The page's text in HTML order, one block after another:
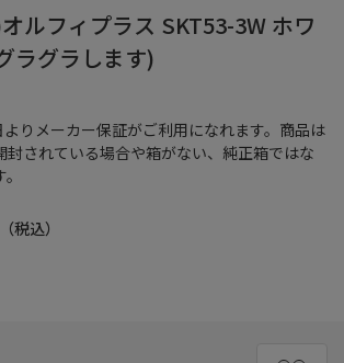
りメーカー保証がご利用になれます。商品は
されている場合や箱がない、純正箱ではな
ルフィプラス SKT53-3W ホワ
ラグラします)
（税込）